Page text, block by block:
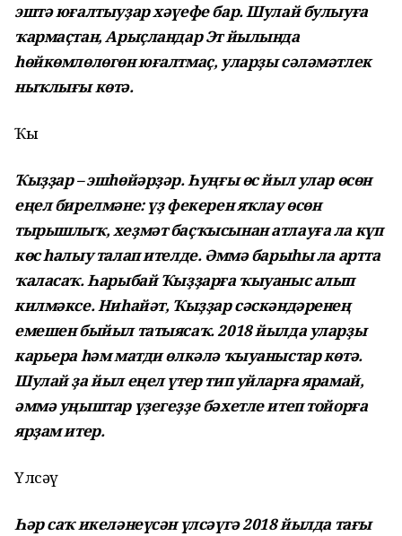
эштә юғалтыуҙар хәүефе бар. Шулай булыуға
ҡармаҫтан, Арыҫландар Эт йылында
һөйкөмлөлөгөн юғалтмаҫ, уларҙы сәләмәтлек
ныҡлығы көтә.
Ҡыҙ
Ҡыҙҙар – эшһөйәрҙәр. Һуңғы өс йыл улар өсөн
еңел бирелмәне: үҙ фекерен яҡлау өсөн
тырышлыҡ, хеҙмәт баҫҡысынан атлауға ла күп
көс һалыу талап ителде. Әммә барыһы ла артта
ҡаласаҡ. Һарыбай Ҡыҙҙарға ҡыуаныс алып
килмәксе. Ниһайәт, Ҡыҙҙар сәскәндәренең
емешен быйыл татыясаҡ. 2018 йылда уларҙы
карьера һәм матди өлкәлә ҡыуаныстар көтә.
Шулай ҙа йыл еңел үтер тип уйларға ярамай,
әммә уңыштар үҙегеҙҙе бәхетле итеп тойорға
ярҙам итер.
Үлсәү
Һәр саҡ икеләнеүсән үлсәүгә 2018 йылда тағы